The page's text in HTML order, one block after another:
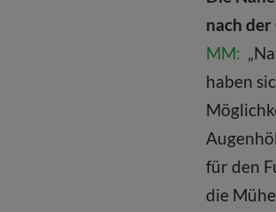
nach
MM:
haben
für den
die